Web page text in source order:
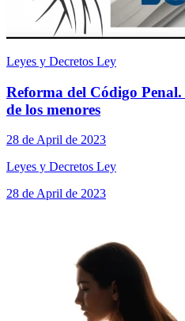
Leyes y Decretos Ley
Reforma del Código
de los menores
28 de April de 2023
Leyes y Decretos Ley
28 de April de 2023